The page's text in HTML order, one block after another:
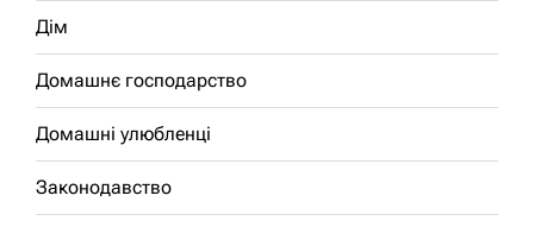
Дім
Домашнє господарство
Домашні улюбленці
Законодавство